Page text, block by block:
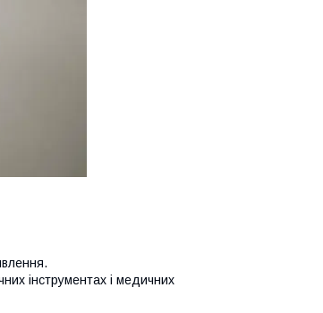
інструментах і медичних